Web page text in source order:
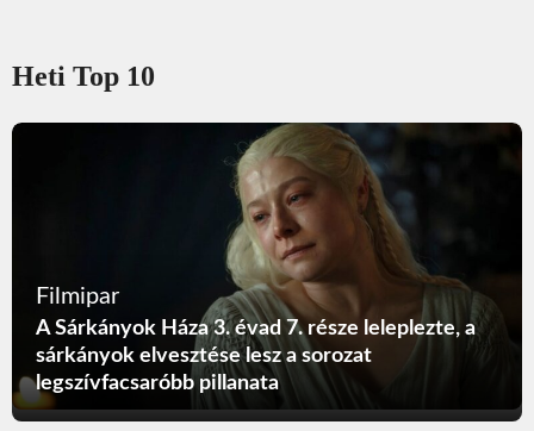
Heti Top 10
Filmipar
A Sárkányok Háza 3. évad 7. része leleplezte, a
sárkányok elvesztése lesz a sorozat
legszívfacsaróbb pillanata